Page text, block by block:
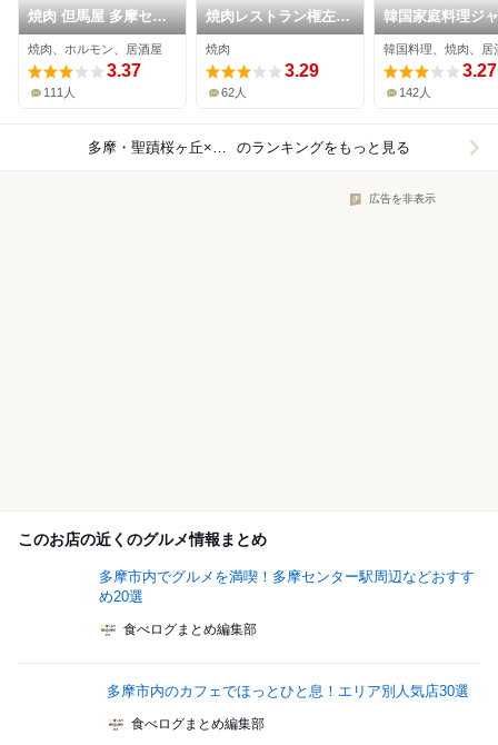
焼肉 但馬屋 多摩セン
ター店
焼肉、ホルモン、居酒屋
3.37
111人
焼肉レストラン権左工
門
焼肉
3.29
62人
韓国家庭料理ジ
ココリア多摩セ
店
韓国料理、焼肉、居
3.27
142人
多摩・聖蹟桜ヶ丘×焼肉 のランキングをもっと見る
広告を非表示
このお店の近くのグルメ情報まとめ
多摩市内でグルメを満喫！多摩センター駅周辺などおすす
め20選
食べログまとめ編集部
多摩市内のカフェでほっとひと息！エリア別人気店30選
食べログまとめ編集部